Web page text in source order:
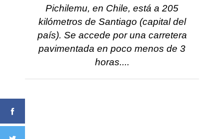
Pichilemu, en Chile, está a 205
kilómetros de Santiago (capital del
país). Se accede por una carretera
pavimentada en poco menos de 3
horas....